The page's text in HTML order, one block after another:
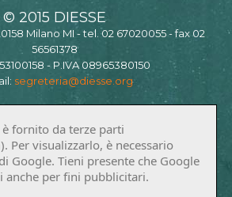
© 2015 DIESSE
Milano MI - tel. 02 67020055 - fax 02
56561378
- P.IVA 08965380150
segreteria@diesse.org
fornito da terze parti
Per visualizzarlo, è necessario
Google. Tieni presente che Google
anche per fini pubblicitari.